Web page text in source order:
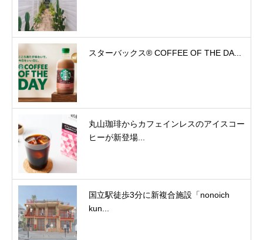
スターバックス® COFFEE OF THE DA...
丸山珈琲からカフェインレスのアイスコー
ヒーが新登場...
国立駅徒歩3分に新複合施設「nonoich
kun...